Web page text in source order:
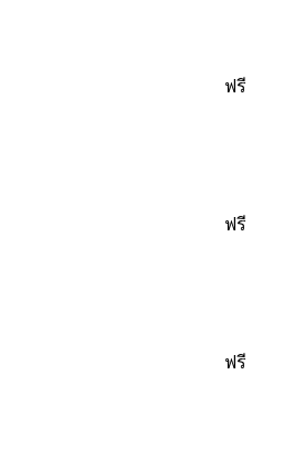
ฟรี
ฟรี
ฟรี